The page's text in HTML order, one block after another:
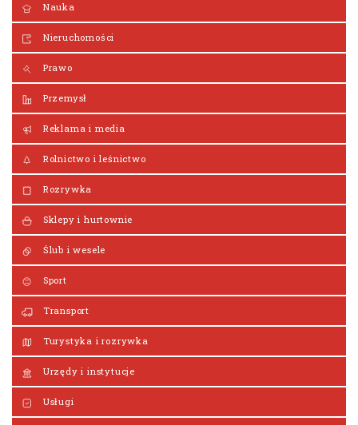
Nauka
Nieruchomości
Prawo
Przemysł
Reklama i media
Rolnictwo i leśnictwo
Rozrywka
Sklepy i hurtownie
Ślub i wesele
Sport
Transport
Turystyka i rozrywka
Urzędy i instytucje
Usługi